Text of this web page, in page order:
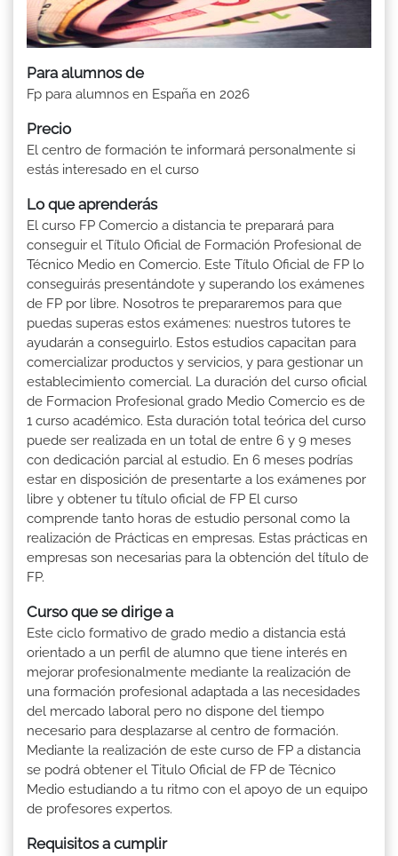
Para alumnos de
Fp para alumnos en España en 2026
Precio
El centro de formación te informará personalmente si
estás interesado en el curso
Lo que aprenderás
El curso FP Comercio a distancia te preparará para
conseguir el Título Oficial de Formación Profesional de
Técnico Medio en Comercio. Este Título Oficial de FP lo
conseguirás presentándote y superando los exámenes
de FP por libre. Nosotros te prepararemos para que
puedas superas estos exámenes: nuestros tutores te
ayudarán a conseguirlo. Estos estudios capacitan para
comercializar productos y servicios, y para gestionar un
establecimiento comercial. La duración del curso oficial
de Formacion Profesional grado Medio Comercio es de
1 curso académico. Esta duración total teórica del curso
puede ser realizada en un total de entre 6 y 9 meses
con dedicación parcial al estudio. En 6 meses podrías
estar en disposición de presentarte a los exámenes por
libre y obtener tu título oficial de FP El curso
comprende tanto horas de estudio personal como la
realización de Prácticas en empresas. Estas prácticas en
empresas son necesarias para la obtención del título de
FP.
Curso que se dirige a
Este ciclo formativo de grado medio a distancia está
orientado a un perfil de alumno que tiene interés en
mejorar profesionalmente mediante la realización de
una formación profesional adaptada a las necesidades
del mercado laboral pero no dispone del tiempo
necesario para desplazarse al centro de formación.
Mediante la realización de este curso de FP a distancia
se podrá obtener el Titulo Oficial de FP de Técnico
Medio estudiando a tu ritmo con el apoyo de un equipo
de profesores expertos.
Requisitos a cumplir